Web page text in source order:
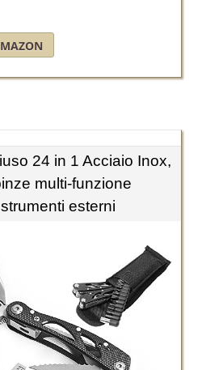
24 in 1 Acciaio Inox,
multi-funzione
esterni